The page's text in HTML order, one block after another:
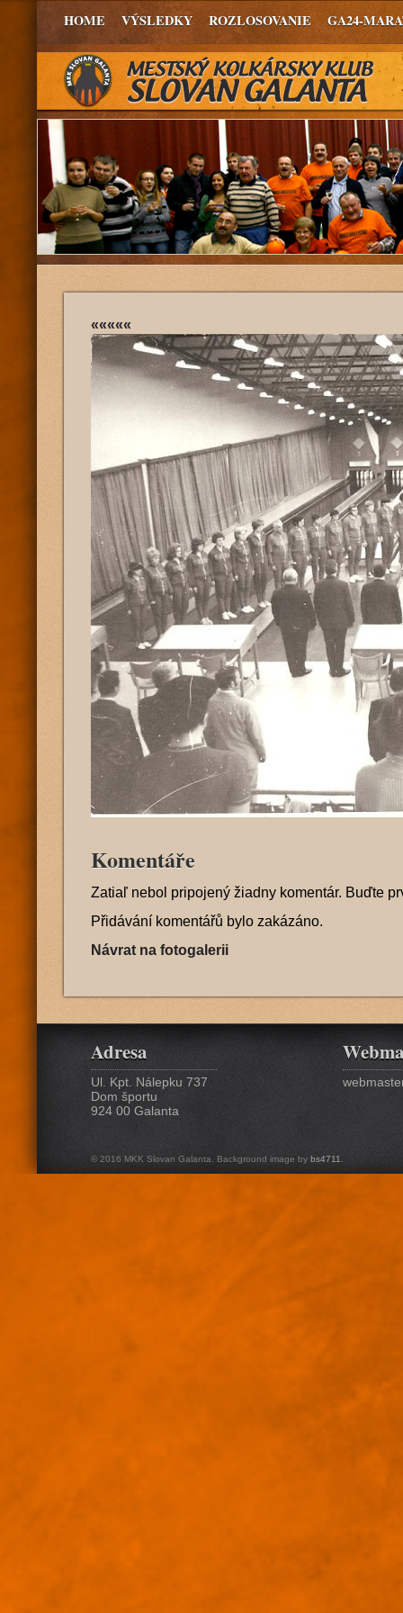
HOME VÝSLEDKY ROZLOSOVANIE GA24-
«««««
Komentáře
Zatiaľ nebol pripojený žiadny komentár. Buďte
Přidávání komentářů bylo zakázáno.
Návrat na fotogalerii
Adresa
Ul. Kpt. Nálepku 737
Dom športu
924 00 Galanta
© 2016 MKK Slovan Galanta. Background image by bs4711